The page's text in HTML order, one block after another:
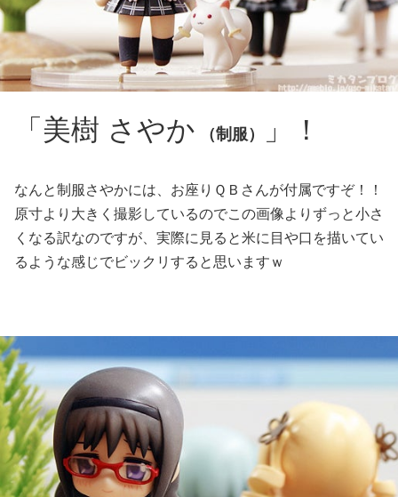
「美樹 さやか （制服） 」！
なんと制服さやかには、お座りＱＢさんが付属ですぞ！！
原寸より大きく撮影しているのでこの画像よりずっと小さ
くなる訳なのですが、実際に見ると米に目や口を描いてい
るような感じでビックリすると思いますｗ